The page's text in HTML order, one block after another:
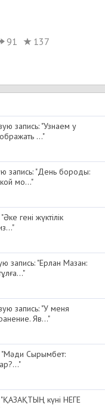
91 137
запись: "Узнаем у
..."
запись: "День бороды:
мо..."
гені жүктілік
запись: "Ерлан Мазан:
запись: "У меня
Яв..."
"Мәди Сырымбет:
"ҚАЗАҚТЫҢ күні НЕГЕ